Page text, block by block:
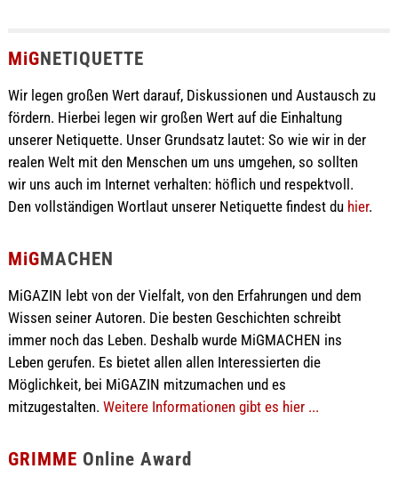
MiGNETIQUETTE
Wir legen großen Wert darauf, Diskussionen und Austausch zu
fördern. Hierbei legen wir großen Wert auf die Einhaltung
unserer Netiquette. Unser Grundsatz lautet: So wie wir in der
realen Welt mit den Menschen um uns umgehen, so sollten
wir uns auch im Internet verhalten: höflich und respektvoll.
Den vollständigen Wortlaut unserer Netiquette findest du hier.
MiGMACHEN
MiGAZIN lebt von der Vielfalt, von den Erfahrungen und dem
Wissen seiner Autoren. Die besten Geschichten schreibt
immer noch das Leben. Deshalb wurde MiGMACHEN ins
Leben gerufen. Es bietet allen allen Interessierten die
Möglichkeit, bei MiGAZIN mitzumachen und es
mitzugestalten. Weitere Informationen gibt es hier ...
GRIMME Online Award